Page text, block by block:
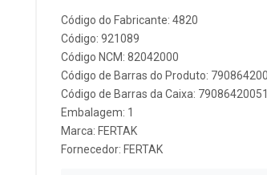
Código do Fabricante: 4820
Código: 921089
Código NCM: 82042000
Código de Barras do Produto:
Código de Barras da Caixa:
Embalagem: 1
Marca: FERTAK
Fornecedor: FERTAK